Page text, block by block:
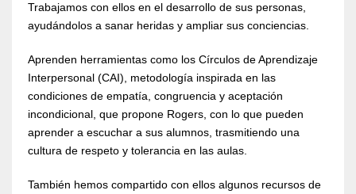
Trabajamos con ellos en el desarrollo de sus personas,
ayudándolos a sanar heridas y ampliar sus conciencias.
Aprenden herramientas como los Círculos de Aprendizaje
Interpersonal (CAI), metodología inspirada en las
condiciones de empatía, congruencia y aceptación
incondicional, que propone Rogers, con lo que pueden
aprender a escuchar a sus alumnos, trasmitiendo una
cultura de respeto y tolerancia en las aulas.
También hemos compartido con ellos algunos recursos de